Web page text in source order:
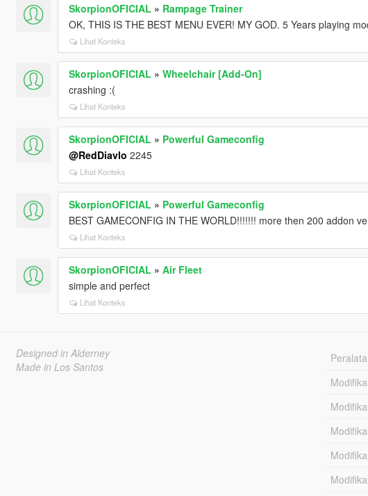
SkorpionOFICIAL » Rampage Trainer
OK, THIS IS THE BEST MENU EVER! MY GOD. 5 Years playing
Lihat Konteks
SkorpionOFICIAL » Wheelchair [Add-On]
crashing :(
Lihat Konteks
SkorpionOFICIAL » Powerful Gameconfig
@RedDiavlo 2245
Lihat Konteks
SkorpionOFICIAL » Powerful Gameconfig
BEST GAMECONFIG IN THE WORLD!!!!!!! more then 200 addon
Lihat Konteks
SkorpionOFICIAL » Air Fleet
simple and perfect
Lihat Konteks
Designed in Alderney
Made in Los Santos